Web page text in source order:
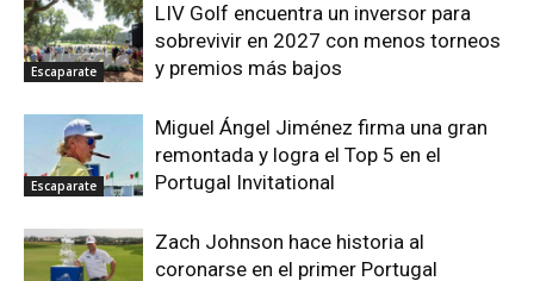
Escaparate
LIV Golf encuentra un inversor para
sobrevivir en 2027 con menos torneos
y premios más bajos
Escaparate
Miguel Ángel Jiménez firma una gran
remontada y logra el Top 5 en el
Portugal Invitational
Zach Johnson hace historia al
coronarse en el primer Portugal